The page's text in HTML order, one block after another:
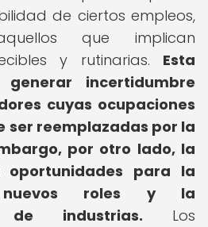
de ciertos empleos,
que implican
y rutinarias. Esta
incertidumbre
cuyas ocupaciones
ser reemplazadas por la
por otro lado, la
oportunidades para la
roles y la
de industrias. Los